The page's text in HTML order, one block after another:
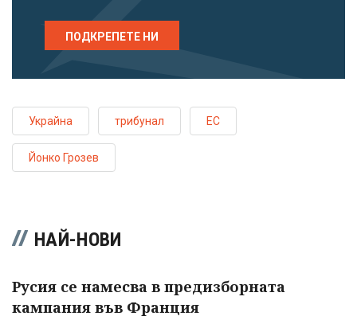
ПОДКРЕПЕТЕ НИ
Украйна трибунал ЕС
Йонко Грозев
НАЙ-НОВИ
Русия се намесва в предизборната
кампания във Франция